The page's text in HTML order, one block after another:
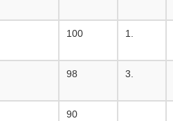
100 1.
98 3.
90